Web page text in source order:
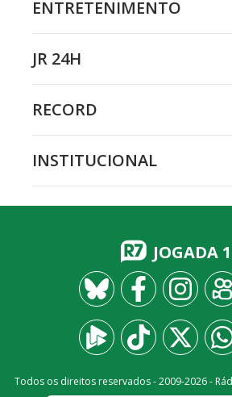
ENTRETENIMENTO
JR 24H
RECORD
INSTITUCIONAL
JOGADA
Todos os direitos reservados - 2009-2026-